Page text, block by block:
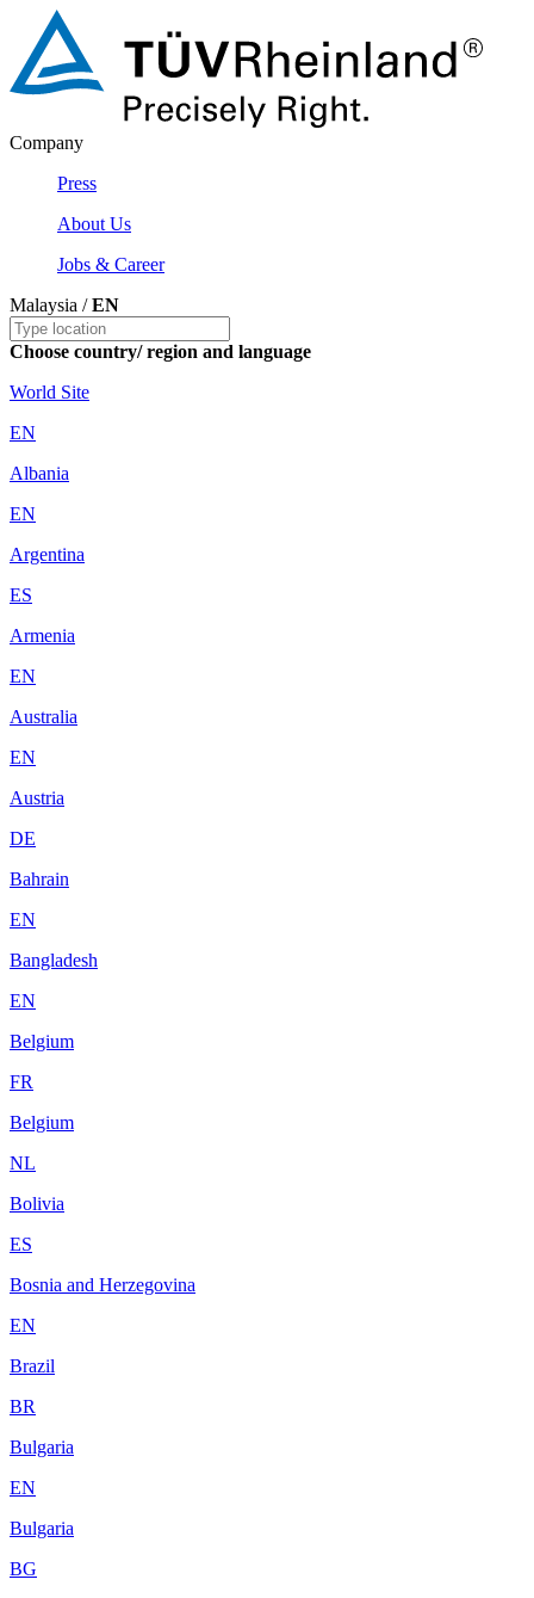
Company
Press
About Us
Jobs & Career
Malaysia /EN
Choose country/ region and language
World Site
EN
Albania
EN
Argentina
ES
Armenia
EN
Australia
EN
Austria
DE
Bahrain
EN
Bangladesh
EN
Belgium
FR
Belgium
NL
Bolivia
ES
Bosnia and Herzegovina
EN
Brazil
BR
Bulgaria
EN
Bulgaria
BG